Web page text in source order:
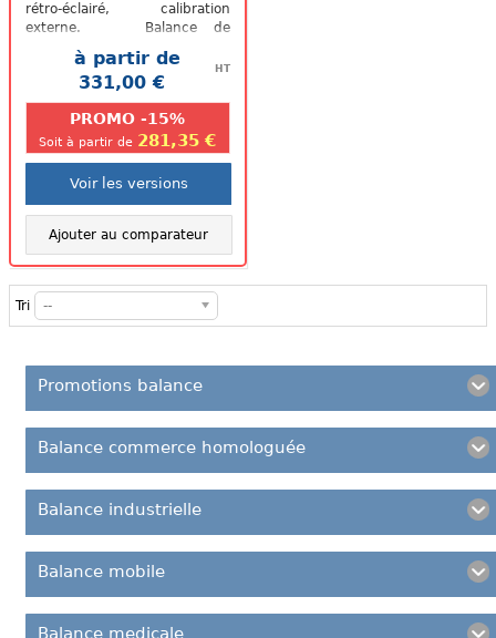
rétro-éclairé, calibration
externe. Balance de
précision BAP de Baxtran
homologuée : Batterie...
à partir de
331,00 €
HT
PROMO -15%
Soit à partir de 281,35 €
Voir les versions
Ajouter au comparateur
Tri --
Promotions balance
Balance commerce homologuée
Balance industrielle
Balance mobile
Balance medicale